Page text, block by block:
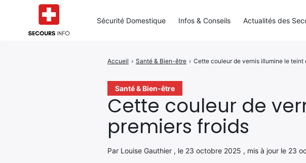
Santé & Bien-être
Cette couleur de
premiers froids
Par Louise Gauthier , le 23 octobre 2025 , mis à jour le 23
Accueil › Santé & Bien-être › Cette couleur de vernis illumine le teint
Sécurité Domestique Infos & Conseils Actualités des
Rechercher